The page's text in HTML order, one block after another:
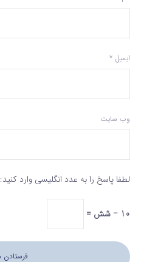
ایمیل *
وب‌ سایت
لطفا پاسخ را به عدد انگلیسی وارد کنید:
10 − شش =